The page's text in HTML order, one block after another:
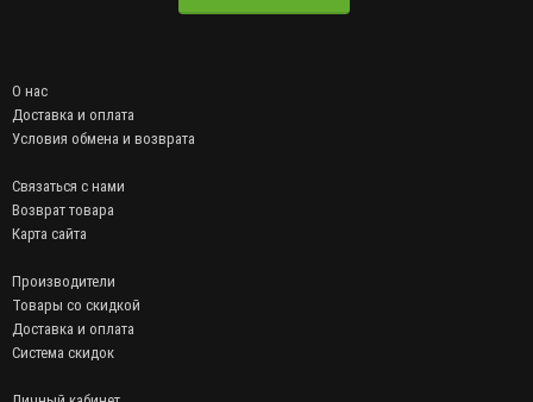
О нас
Доставка и оплата
Условия обмена и возврата
Связаться с нами
Возврат товара
Карта сайта
Производители
Товары со скидкой
Доставка и оплата
Система скидок